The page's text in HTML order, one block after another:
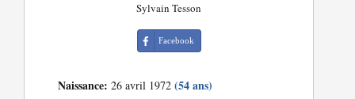
Sylvain Tesson
Facebook
Naissance: 26 avril 1972(54 ans)